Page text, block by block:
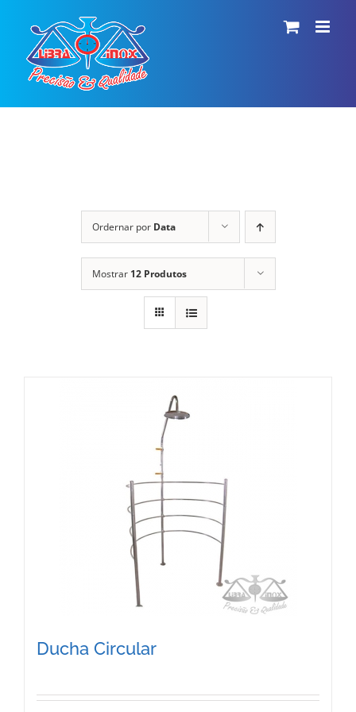
Ordernar por Data
Mostrar 12 Produtos
Ducha Circular